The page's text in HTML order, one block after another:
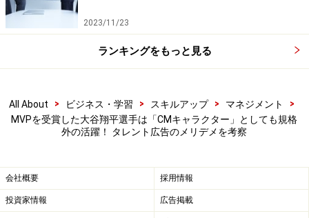
好感度の高いキャラクターが自社の社員であるかのよう
な使われ方や、自社について語るような使われ方の広告
を通じて、求職者によいイメージを持ってもらいたい、
不足している昨今では、BtoB企業のイメージ広告はます
ます増加傾向にあるようです。
キャラクターを広告起用するのはリスクも
一方で、キャラクターを使用することのリスクもありま
す。1つは、想定したイメージ通りにいかないケースで
2023/11/23
ランキングをもっと見る
All About > ビジネス・学習 > スキルアップ > マネジメント
>
MVPを受賞した大谷翔平選手は「CMキャラクター」としても規格
外の活躍！ タレント広告のメリデメを考察
会社概要 採用情報
投資家情報 広告掲載